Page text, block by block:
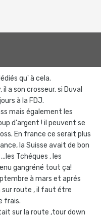
qu' à cela.
a son crosseur. si Duval
à la FDJ.
mais également les
d'argent ! il peuvent se
En france ce serait plus
la Suisse avait de bon
Tchéques , les
gangréné tout ça!
à mars et aprés
route , il faut étre
frais.
sur la route ,tour down